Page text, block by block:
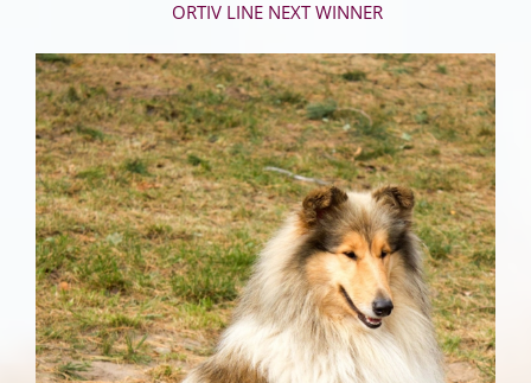
ORTIV LINE NEXT WINNER